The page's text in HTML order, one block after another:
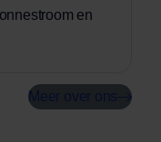
en
Meer over ons